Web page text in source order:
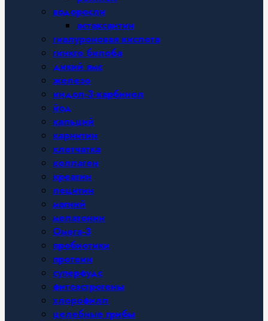
водоросли
астаксантин
гиалуроновая кислота
гинкго билоба
дикий ямс
железо
индол-3-карбинол
йод
кальций
карнитин
клетчатка
коллаген
креатин
лецитин
магний
мелатонин
Омега-3
пробиотики
протеин
суперфудс
фитоэстрогены
хлорофилл
целебные грибы